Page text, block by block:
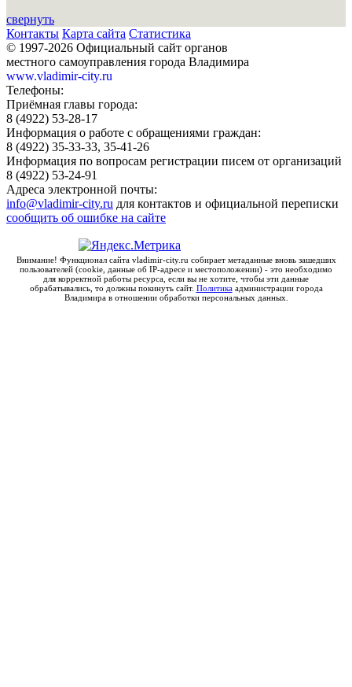
свернуть
Контакты Карта сайта Статистика
© 1997-2026 Официальный сайт органов
местного самоуправления города Владимира
www.vladimir-city.ru
Телефоны:
Приёмная главы города:
8 (4922) 53-28-17
Информация о работе с обращениями граждан:
8 (4922) 35-33-33, 35-41-26
Информация по вопросам регистрации писем от организаций
8 (4922) 53-24-91
Адреса электронной почты:
info@vladimir-city.ru для контактов и официальной переписки
сообщить об ошибке на сайте
Внимание! Функционал сайта vladimir-city.ru собирает метаданные вновь зашедших
пользователей (cookie, данные об IP-адресе и местоположении) - это необходимо
для корректной работы ресурса, если вы не хотите, чтобы эти данные
обрабатывались, то должны покинуть сайт. Политикаадминистрации города
Владимира в отношении обработки персональных данных.